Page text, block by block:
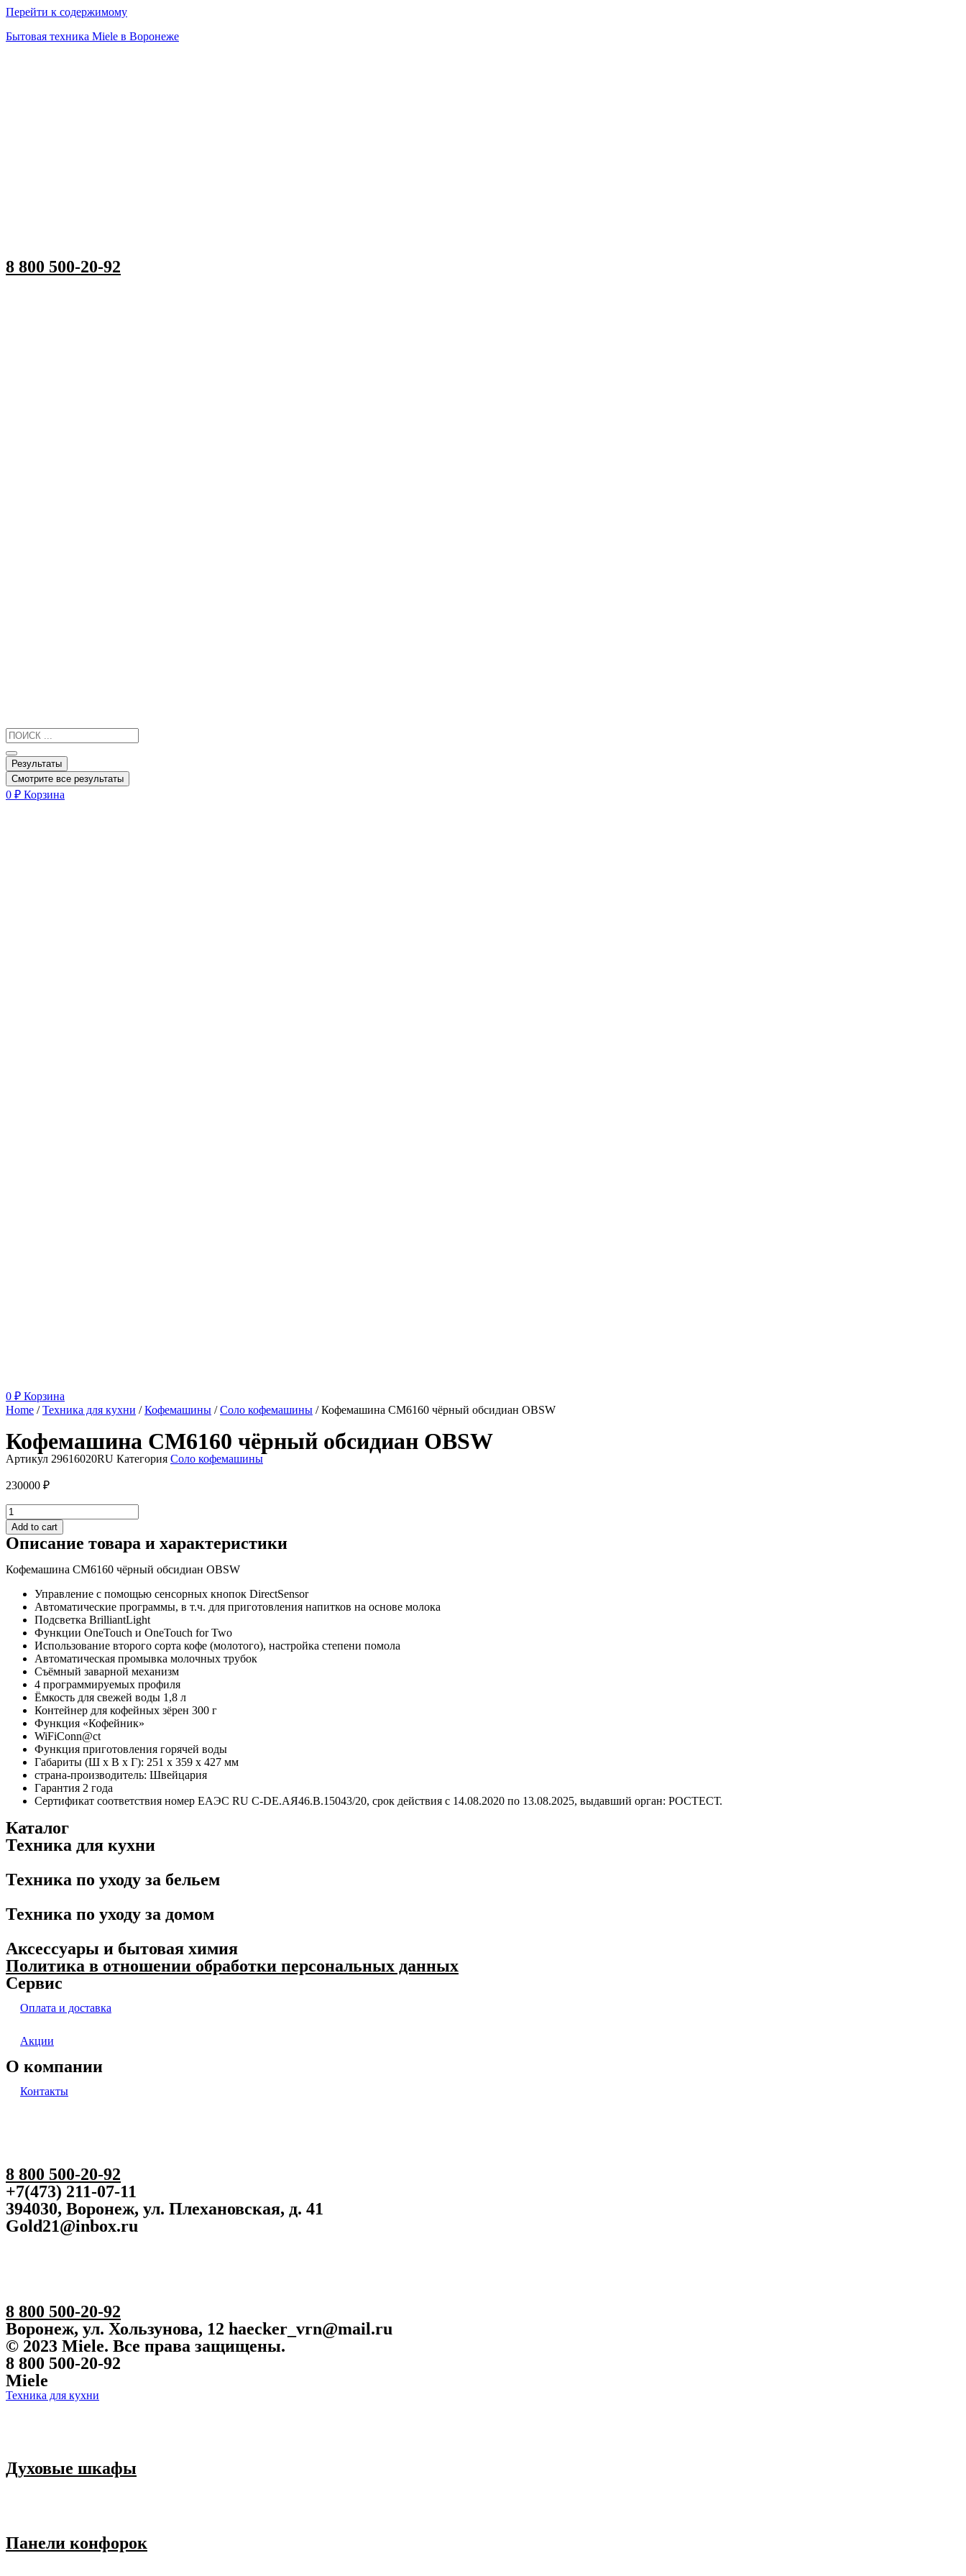
Перейти к содержимому
Бытовая техника Miele в Воронеже
8 800 500-20-92
Результаты
Смотрите все результаты
0 ₽ Корзина
0 ₽ Корзина
Home /Техника для кухни /Кофемашины /Соло кофемашины / Кофемашина CM6160 чёрный обсидиан OBSW
Кофемашина CM6160 чёрный обсидиан OBSW
Артикул 29616020RU Категория Соло кофемашины
230000 ₽
Кофемашина
CM6160
чёрный
обсидиан
quantity
Add to cart
Описание товара и характеристики
Кофемашина CM6160 чёрный обсидиан OBSW
Управление с помощью сенсорных кнопок DirectSensor
Автоматические программы, в т.ч. для приготовления напитков на основе молока
Подсветка BrilliantLight
Функции OneTouch и OneTouch for Two
Использование второго сорта кофе (молотого), настройка степени помола
Автоматическая промывка молочных трубок
Съёмный заварной механизм
4 программируемых профиля
Ёмкость для свежей воды 1,8 л
Контейнер для кофейных зёрен 300 г
Функция «Кофейник»
WiFiConn@ct
Функция приготовления горячей воды
Габариты (Ш х В х Г): 251 х 359 х 427 мм
страна-производитель: Швейцария
Гарантия 2 года
Сертификат соответствия номер ЕАЭС RU C-DE.АЯ46.B.15043/20, срок действия с 14.08.2020 по 13.08.2025, выдавший орган: РОСТЕСТ.
Каталог
Техника для кухни
Техника по уходу за бельем
Техника по уходу за домом
Аксессуары и бытовая химия
Политика в отношении обработки персональных данных
Сервис
Оплата и доставка
Акции
О компании
Контакты
8 800 500-20-92
+7(473) 211-07-11
394030, Воронеж, ул. Плехановская, д. 41
Gold21@inbox.ru
8 800 500-20-92
Воронеж, ул. Хользунова, 12 haecker_vrn@mail.ru
© 2023 Miele. Все права защищены.
8 800 500-20-92
Miele
Техника для кухни
Духовые шкафы
Панели конфорок